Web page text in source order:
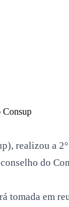
Consup
realizou a
do
tomada em